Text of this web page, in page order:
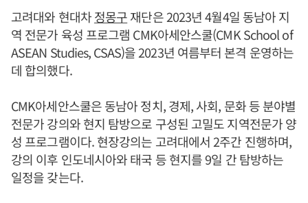
고려대와 현대차정몽구재단은 2023년 4월4일 동남아 지
역 전문가 육성 프로그램 CMK아세안스쿨(CMK School of
ASEAN Studies, CSAS)을 2023년 여름부터 본격 운영하는
데 합의했다.
CMK아세안스쿨은 동남아 정치, 경제, 사회, 문화 등 분야별
전문가 강의와 현지 탐방으로 구성된 고밀도 지역전문가 양
성 프로그램이다. 현장강의는 고려대에서 2주간 진행하며,
강의 이후 인도네시아와 태국 등 현지를 9일 간 탐방하는
일정을 갖는다.